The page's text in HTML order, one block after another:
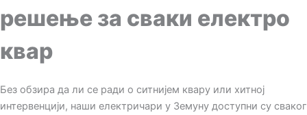
решење за сваки електро
квар
Без обзира да ли се ради о ситнијем квару или хитној
интервенцији, наши електричари у Земуну доступни су сваког